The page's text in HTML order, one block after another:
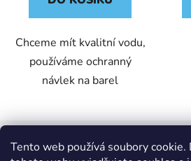
Tento web používá soubory cookie.
Chceme mít kvalitní vodu,
používáme ochranný
návlek na barel
Z
Nákupní košík